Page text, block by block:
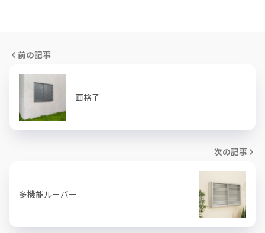
前の記事
面格子
次の記事
多機能ルーバー